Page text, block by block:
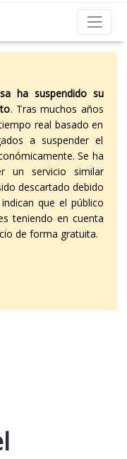
ha suspendido su
. Tras muchos años
real basado en
a suspender el
Se ha
un servicio similar
descartado debido
que el público
teniendo en cuenta
de forma gratuita.